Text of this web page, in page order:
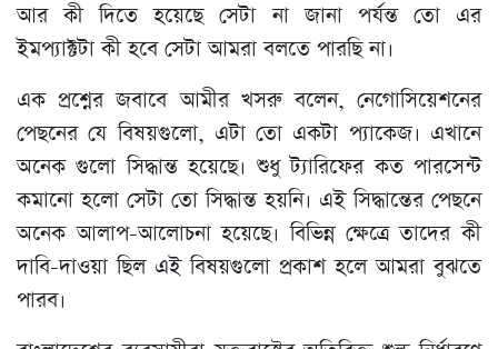
আর কী দিতে হয়েছে সেটা না জানা পর্যন্ত তো এর
ইমপ্যাক্টটা কী হবে সেটা আমরা বলতে পারছি না।
এক প্রশ্নের জবাবে আমীর খসরু বলেন, নেগোসিয়েশনের
পেছনের যে বিষয়গুলো, এটা তো একটা প্যাকেজ। এখানে
অনেক গুলো সিদ্ধান্ত হয়েছে। শুধু ট্যারিফের কত পারসেন্ট
কমানো হলো সেটা তো সিদ্ধান্ত হয়নি। এই সিদ্ধান্তের পেছনে
অনেক আলাপ-আলোচনা হয়েছে। বিভিন্ন ক্ষেত্রে তাদের কী
দাবি-দাওয়া ছিল এই বিষয়গুলো প্রকাশ হলে আমরা বুঝতে
পারব।